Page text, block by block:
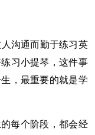
沟通而勤于练习英
习小提琴，这件事
，最重要的就是学
每个阶段，都会经